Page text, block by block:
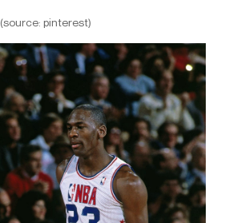
(source: pinterest)